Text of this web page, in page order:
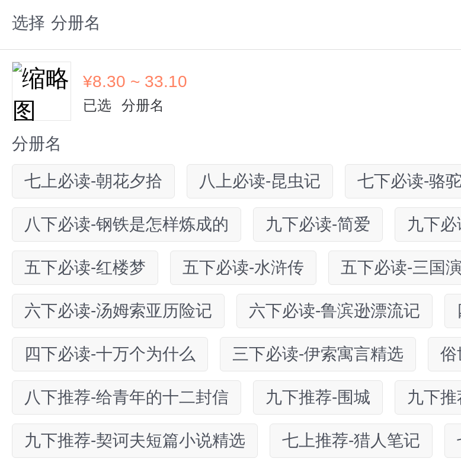
选择 分册名
¥8.30 ~ 33.10
已选 分册名
分册名
七上必读-朝花夕拾 八上必读-昆虫记 七下必读-骆
八下必读-钢铁是怎样炼成的 九下必读-简爱 九下必
五下必读-红楼梦 五下必读-水浒传 五下必读-三国
六下必读-汤姆索亚历险记 六下必读-鲁滨逊漂流记
四下必读-十万个为什么 三下必读-伊索寓言精选 俗
八下推荐-给青年的十二封信 九下推荐-围城 九下
九下推荐-契诃夫短篇小说精选 七上推荐-猎人笔记